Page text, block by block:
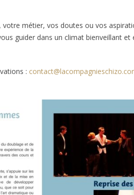
métier, vos doutes ou vos
guider dans un climat bienveillant et
: